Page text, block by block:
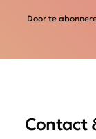
Door te
Contact